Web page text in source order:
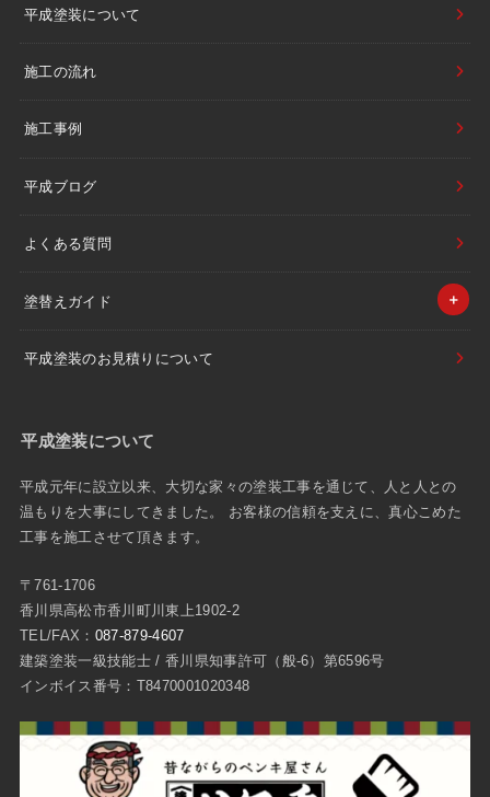
平成塗装について
施工の流れ
施工事例
平成ブログ
よくある質問
塗替えガイド
平成塗装のお見積りについて
平成塗装について
平成元年に設立以来、大切な家々の塗装工事を通じて、人と人との
温もりを大事にしてきました。 お客様の信頼を支えに、真心こめた
工事を施工させて頂きます。
〒761-1706
香川県高松市香川町川東上1902-2
TEL/FAX： 087-879-4607
建築塗装一級技能士 / 香川県知事許可（般-6）第6596号
インボイス番号：T8470001020348